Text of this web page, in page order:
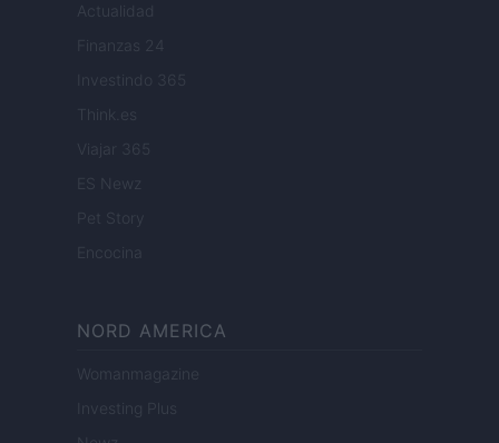
Actualidad
Finanzas 24
Investindo 365
Think.es
Viajar 365
ES Newz
Pet Story
Encocina
NORD AMERICA
Womanmagazine
Investing Plus